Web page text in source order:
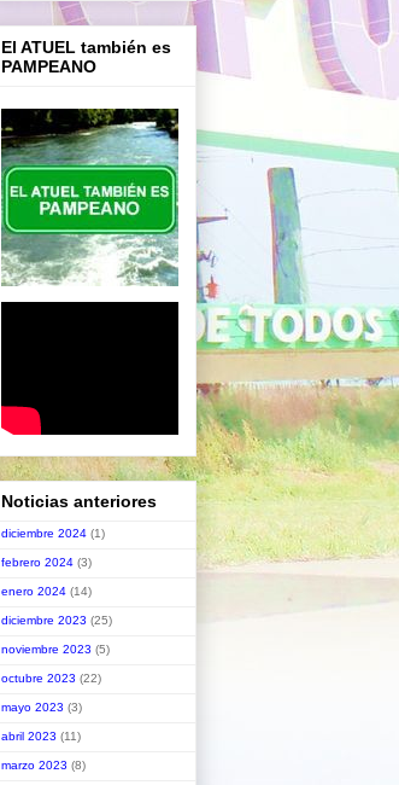
El ATUEL también es
PAMPEANO
Noticias anteriores
diciembre 2024 (1)
febrero 2024 (3)
enero 2024 (14)
diciembre 2023 (25)
noviembre 2023 (5)
octubre 2023 (22)
mayo 2023 (3)
abril 2023 (11)
marzo 2023 (8)